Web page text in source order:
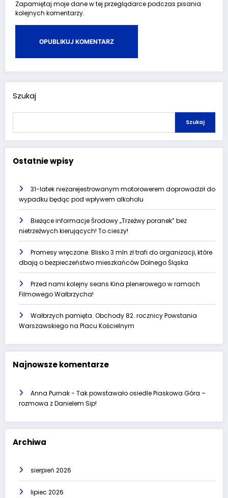
Zapamiętaj moje dane w tej przeglądarce podczas pisania
kolejnych komentarzy.
Szukaj
Szukaj
Ostatnie wpisy
31-latek niezarejestrowanym motorowerem doprowadził do
wypadku będąc pod wpływem alkoholu
Bieżące informacje Środowy „Trzeźwy poranek” bez
nietrzeźwych kierujących! To cieszy!
Promesy wręczone. Blisko 3 mln zł trafi do organizacji, które
dbają o bezpieczeństwo mieszkańców Dolnego Śląska
Przed nami kolejny seans Kina plenerowego w ramach
Filmowego Wałbrzycha!
Wałbrzych pamięta. Obchody 82. rocznicy Powstania
Warszawskiego na Placu Kościelnym
Najnowsze komentarze
Anna Purnak- Tak powstawało osiedle Piaskowa Góra –
rozmowa z Danielem Sip!
Archiwa
sierpień 2026
lipiec 2026